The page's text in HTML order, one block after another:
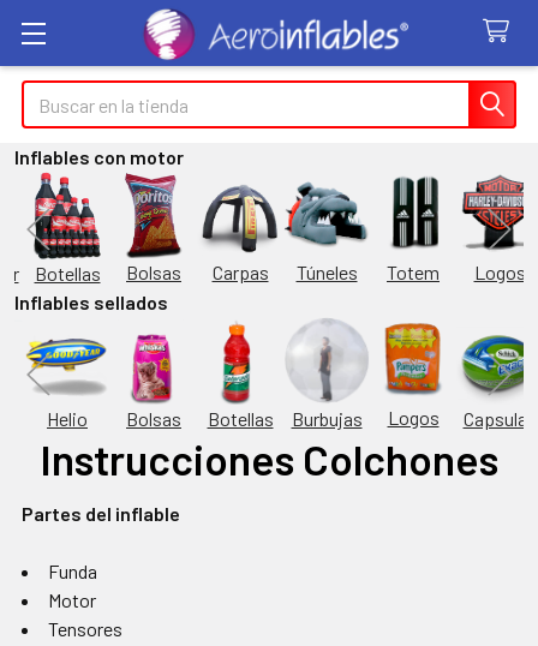
Buscar
Inflables con motor
Botellas Bolsas Carpas Túneles Totem
Logos
Inflables sellados
Helio Bolsas Botellas Burbujas Logos Capsulas
Instrucciones Colchones
Partes del inflable
Funda
Motor
Tensores